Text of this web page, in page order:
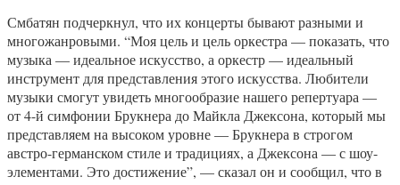
Смбатян подчеркнул, что их концерты бывают разными и
многожанровыми. “Моя цель и цель оркестра — показать, что
музыка — идеальное искусство, а оркестр — идеальный
инструмент для представления этого искусства. Любители
музыки смогут увидеть многообразие нашего репертуара —
от 4-й симфонии Брукнера до Майкла Джексона, который мы
представляем на высоком уровне — Брукнера в строгом
австро-германском стиле и традициях, а Джексона — с шоу-
элементами. Это достижение”, — сказал он и сообщил, что в